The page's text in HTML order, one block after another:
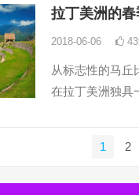
拉丁美洲的
2018-06-06
从标志性的马丘
在拉丁美洲独具
1 2